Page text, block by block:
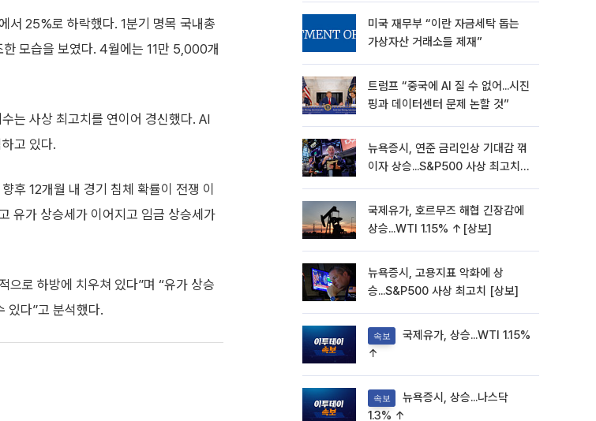
서 25%로 하락했다. 1분기 명목 국내총
모습을 보였다. 4월에는 11만 5,000개
는 사상 최고치를 연이어 경신했다. AI
고 있다.
후 12개월 내 경기 침체 확률이 전쟁 이
유가 상승세가 이어지고 임금 상승세가
으로 하방에 치우쳐 있다”며 “유가 상승
있다”고 분석했다.
미국 재무부 “이란 자금세탁 돕는
가상자산 거래소들 제재”
트럼프 “중국에 AI 질 수 없어...시진
핑과 데이터센터 문제 논할 것”
뉴욕증시, 연준 금리인상 기대감 꺾
이자 상승...S&P500 사상 최고치
국제유가, 호르무즈 해협 긴장감에
상승...WTI 1.15% ↑[상보]
뉴욕증시, 고용지표 악화에 상
승...S&P500 사상 최고치 [상보]
속보
↑
속보
1.3% ↑